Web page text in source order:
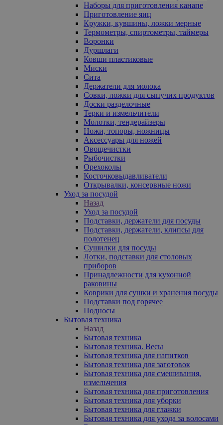
Наборы для приготовления канапе
Приготовление яиц
Кружки, кувшины, ложки мерные
Термометры, спиртометры, таймеры
Воронки
Дуршлаги
Ковши пластиковые
Миски
Сита
Держатели для молока
Совки, ложки для сыпучих продуктов
Доски разделочные
Терки и измельчители
Молотки, тендерайзеры
Ножи, топоры, ножницы
Аксессуары для ножей
Овощечистки
Рыбочистки
Орехоколы
Косточковыдавливатели
Открывалки, консервные ножи
Уход за посудой
Назад
Уход за посудой
Подставки, держатели для посуды
Подставки, держатели, клипсы для
полотенец
Сушилки для посуды
Лотки, подставки для столовых
приборов
Принадлежности для кухонной
раковины
Коврики для сушки и хранения посуды
Подставки под горячее
Подносы
Бытовая техника
Назад
Бытовая техника
Бытовая техника. Весы
Бытовая техника для напитков
Бытовая техника для заготовок
Бытовая техника для смешивания,
измельчения
Бытовая техника для приготовления
Бытовая техника для уборки
Бытовая техника для глажки
Бытовая техника для ухода за волосами